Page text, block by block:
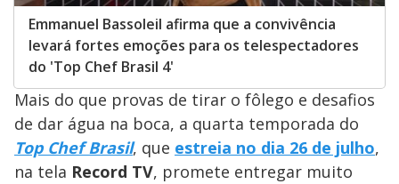
Emmanuel Bassoleil afirma que a convivência
levará fortes emoções para os telespectadores
do 'Top Chef Brasil 4'
Mais do que provas de tirar o fôlego e desafios
de dar água na boca, a quarta temporada do
Top Chef Brasil, que estreia no dia 26 de julho,
na tela Record TV, promete entregar muito